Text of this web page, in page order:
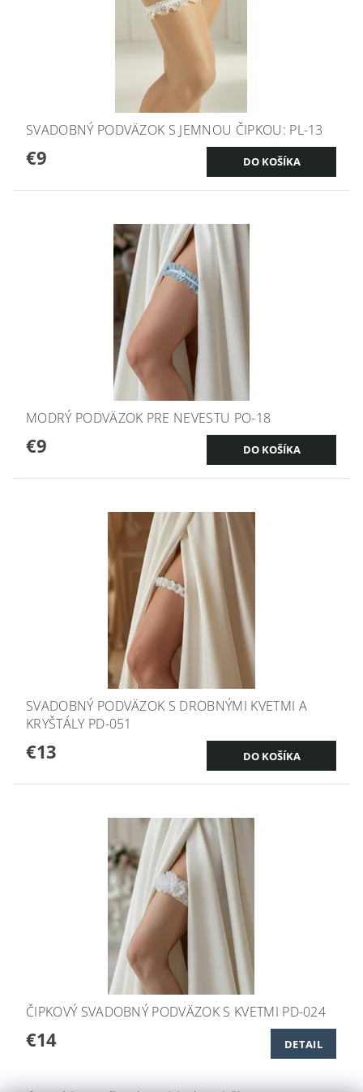
SVADOBNÝ PODVÄZOK S JEMNOU ČIPKOU: PL-13
€9
MODRÝ PODVÄZOK PRE NEVESTU PO-18
€9
SVADOBNÝ PODVÄZOK S DROBNÝMI KVETMI A
KRYŠTÁLY PD-051
€13
ČIPKOVÝ SVADOBNÝ PODVÄZOK S KVETMI PD-024
€14 DETAIL